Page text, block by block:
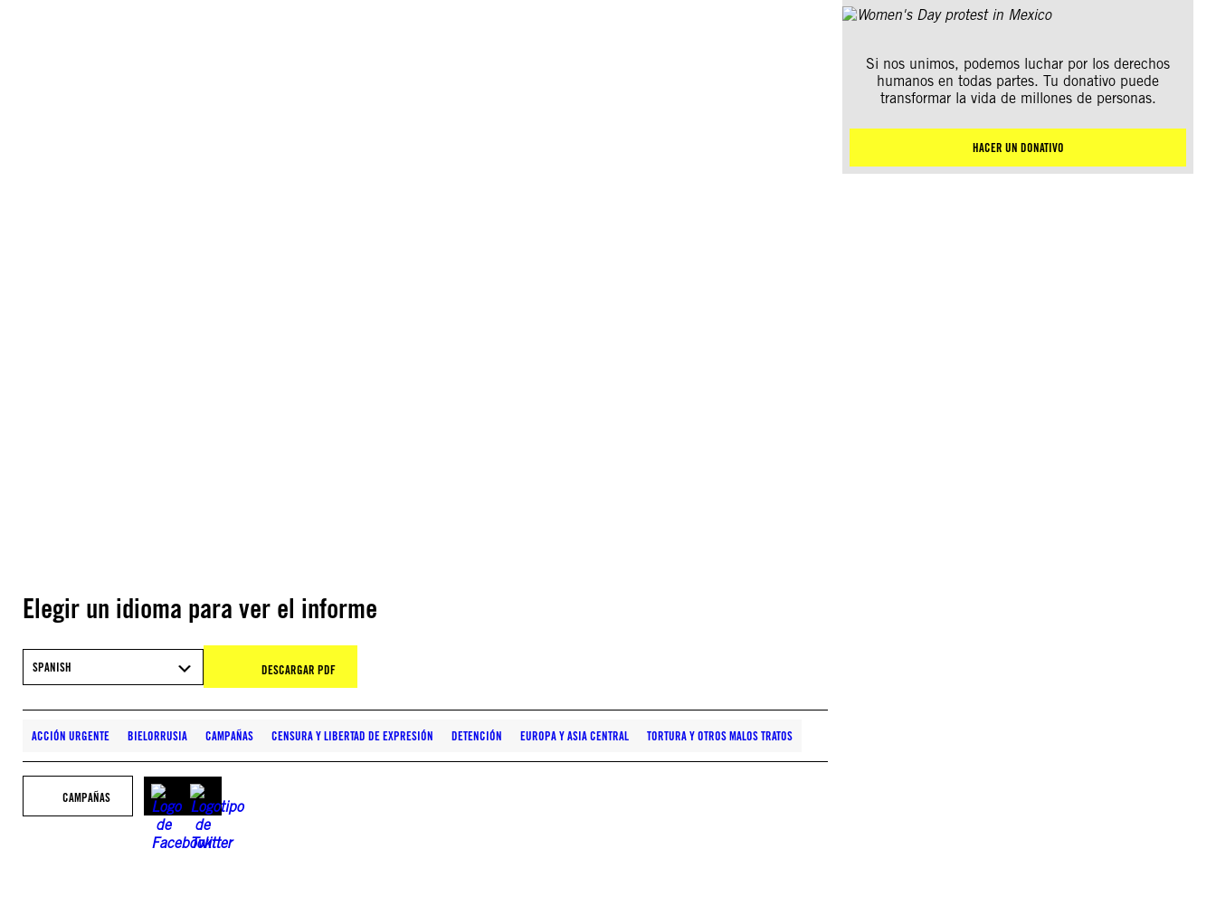
Elegir un idioma para ver el informe
SPANISH DESCARGAR PDF
ACCIÓN URGENTE BIELORRUSIA CAMPAÑAS CENSURA Y LIBERTAD DE EXPRESIÓN DETENCIÓN EUROPA Y ASIA CENTRAL TORTURA Y OTROS MALOS TRATOS
CAMPAÑAS
Si nos unimos, podemos luchar por los derechos
humanos en todas partes. Tu donativo puede
transformar la vida de millones de personas.
HACER UN DONATIVO